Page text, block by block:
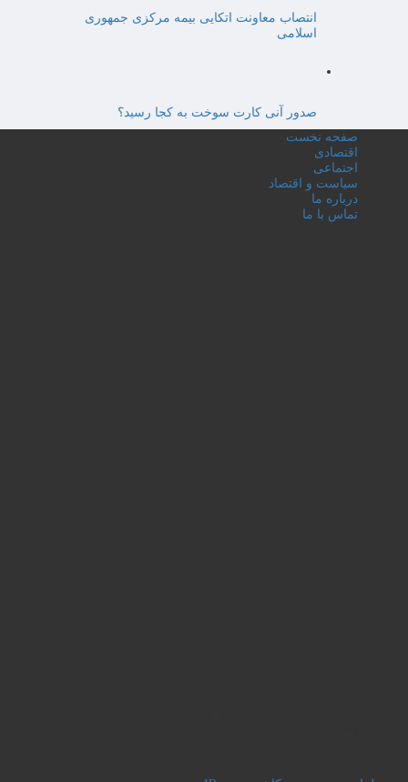
انتصاب معاونت اتکایی بیمه مرکزی جمهوری
اسلامی
صدور آنی کارت سوخت به کجا رسید؟
صفحه نخست
اقتصادی
اجتماعی
سیاست و اقتصاد
درباره ما
تماس با ما